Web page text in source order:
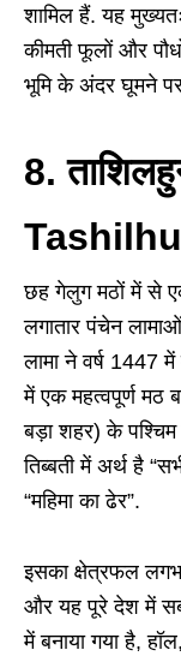
शामिल हैं. यह
कीमती फूलों और
भूमि के अंदर घूमने
8.
छह गेलुग मठों में से
लगातार पंचेन
लामा ने वर्ष 1447
में एक महत्वपूर्ण मठ
बड़ा शहर) के पश्चिम
तिब्बती में अर्थ है
“महिमा का ढेर”.
इसका क्षेत्रफल
और यह पूरे देश में
में बनाया गया है,